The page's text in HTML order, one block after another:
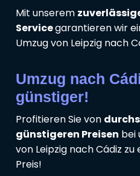
Mit unserem
Servicegarantieren wir
Umzug von Leipzig nach
Umzug nach
günstiger!
Profitieren Sie von
günstigeren Preisen bei
von Leipzig nach Cádiz
Preis!